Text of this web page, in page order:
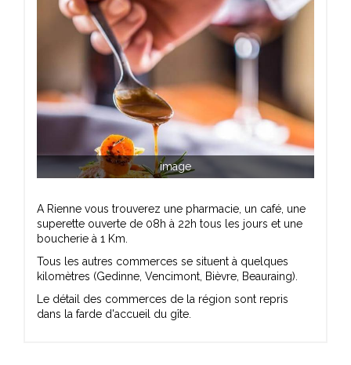
image
A Rienne vous trouverez une pharmacie, un café, une
superette ouverte de 08h à 22h tous les jours et une
boucherie à 1 Km.
Tous les autres commerces se situent à quelques
kilomètres (Gedinne, Vencimont, Bièvre, Beauraing).
Le détail des commerces de la région sont repris
dans la farde d'accueil du gîte.